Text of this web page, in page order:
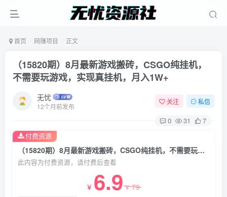
首页 网赚项目 正文
（15820期）8月最新游戏搬砖，CSGO纯挂机，
不需要玩游戏，实现真挂机，月入1W+
无忧
12个月前发布
关注 私信
0 31 7
（15820期）8月最新游戏搬砖，CSGO纯挂机，不需要玩游戏，实现真挂机，月入1W+
此内容为付费资源，请付费后查看
￥ 6.9￥79
付费资源